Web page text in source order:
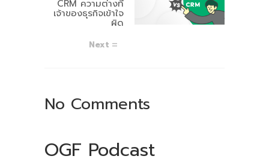
CRM ความต่างที่
เจ้าของธุรกิจเข้าใจ
ผิด
Next
No Comments
OGF Podcast